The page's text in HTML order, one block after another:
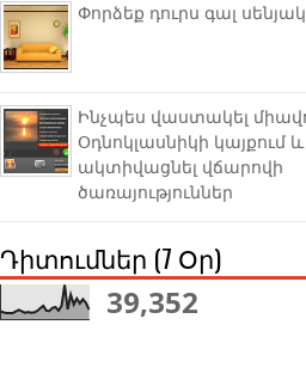
Փորձեք դուրս գալ
Ինչպես վաստակել
Օդնոկլասնիկի կայքում և
ակտիվացնել վճարովի
ծառայություններ
Դիտումներ (7 Օր)
39,352